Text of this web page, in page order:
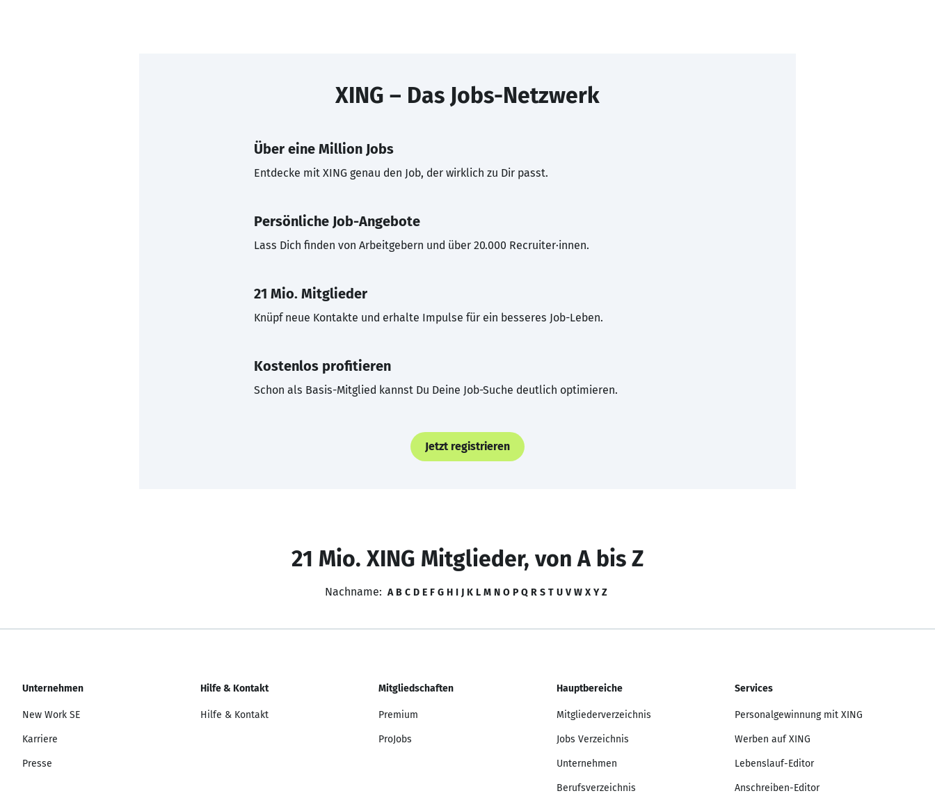
XING – Das Jobs-Netzwerk
Über eine Million Jobs
Entdecke mit XING genau den Job, der wirklich zu Dir passt.
Persönliche Job-Angebote
Lass Dich finden von Arbeitgebern und über 20.000 Recruiter·innen.
21 Mio. Mitglieder
Knüpf neue Kontakte und erhalte Impulse für ein besseres Job-Leben.
Kostenlos profitieren
Schon als Basis-Mitglied kannst Du Deine Job-Suche deutlich optimieren.
Jetzt registrieren
21 Mio. XING Mitglieder, von A bis Z
Nachname: A B C D E F G H I J K L M N O P Q R S T U V W X Y Z
Unternehmen
New Work SE
Karriere
Presse
Hilfe & Kontakt
Hilfe & Kontakt
Mitgliedschaften
Premium
ProJobs
Hauptbereiche
Mitgliederverzeichnis
Jobs Verzeichnis
Unternehmen
Berufsverzeichnis
Services
Personalgewinnung mit XING
Werben auf XING
Lebenslauf-Editor
Anschreiben-Editor